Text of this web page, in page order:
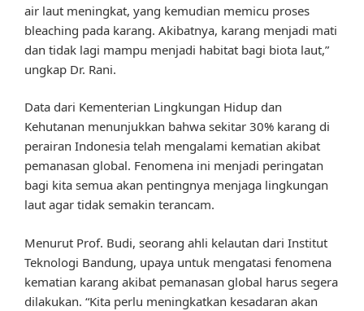
air laut meningkat, yang kemudian memicu proses
bleaching pada karang. Akibatnya, karang menjadi mati
dan tidak lagi mampu menjadi habitat bagi biota laut,”
ungkap Dr. Rani.
Data dari Kementerian Lingkungan Hidup dan
Kehutanan menunjukkan bahwa sekitar 30% karang di
perairan Indonesia telah mengalami kematian akibat
pemanasan global. Fenomena ini menjadi peringatan
bagi kita semua akan pentingnya menjaga lingkungan
laut agar tidak semakin terancam.
Menurut Prof. Budi, seorang ahli kelautan dari Institut
Teknologi Bandung, upaya untuk mengatasi fenomena
kematian karang akibat pemanasan global harus segera
dilakukan. “Kita perlu meningkatkan kesadaran akan